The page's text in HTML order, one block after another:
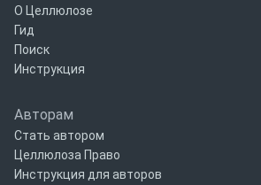
О Целлюлозе
Гид
Поиск
Инструкция
Авторам
Стать автором
Целлюлоза Право
Инструкция для авторов